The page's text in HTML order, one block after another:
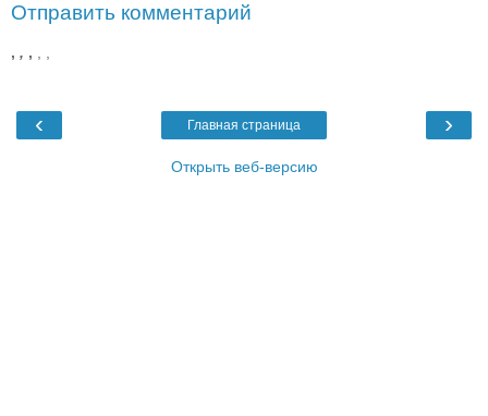
Отправить комментарий
, , ,
‹ ›
Главная страница
Открыть веб-версию